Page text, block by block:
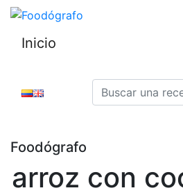
Inicio
Foodógrafo
arroz con